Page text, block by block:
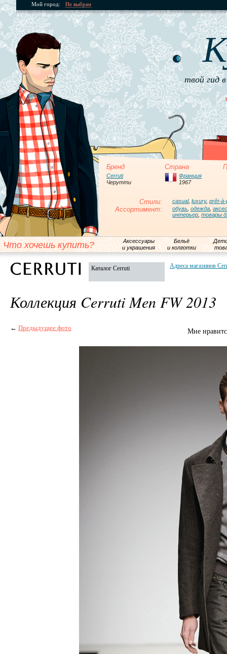
Мой город: Не выбран
твой гид
Бренд Страна
Cerruti
Черутти
Франция
1967
Стили: casual, luxury, prêt-à-
Ассортимент: обувь одежда
интерьер товары
Что хочешь купить?
Аксессуары
и украшения
Бельё
и колготки
Каталог Cerruti Адреса магазинов
Коллекция Cerruti Men FW 2013
← Предыдущее фото Мне